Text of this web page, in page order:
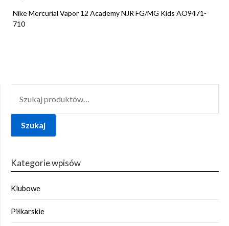
Nike Mercurial Vapor 12 Academy NJR FG/MG Kids AO9471-
710
Szukaj
Kategorie wpisów
Klubowe
Piłkarskie